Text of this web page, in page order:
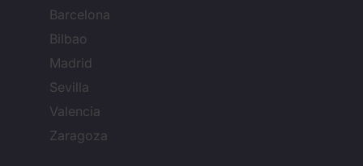
Barcelona
Bilbao
Madrid
Sevilla
Valencia
Zaragoza